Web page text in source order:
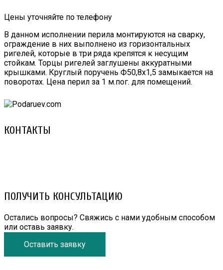
Цены уточняйте по телефону
В данном исполнении перила монтируются на сварку,
ограждение в них выполнено из горизонтальных
ригелей, которые в три ряда крепятся к несущим
стойкам. Торцы ригелей заглушены аккуратными
крышками. Круглый поручень Ф50,8х1,5 замыкается на
поворотах. Цена перил за 1 м.пог. для помещений.
КОНТАКТЫ
ПОЛУЧИТЬ КОНСУЛЬТАЦИЮ
Остались вопросы? Свяжись с нами удобным способом
или оставь заявку.
Оставить заявку